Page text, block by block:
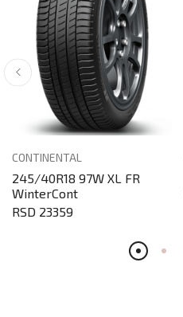
CONTINENTAL
245/40R18 97W XL FR
WinterCont
RSD 23359